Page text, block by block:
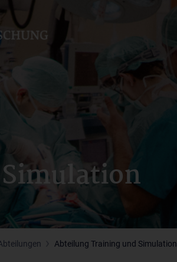
Abteilung Training und Simulation